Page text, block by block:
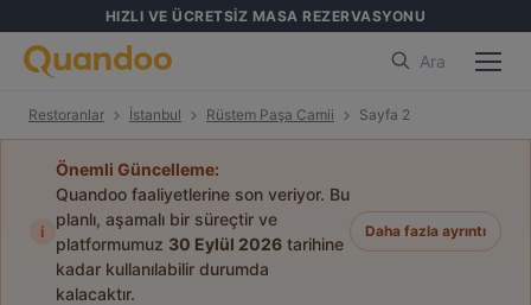
HIZLI VE ÜCRETSİZ MASA REZERVASYONU
Ara
Restoranlar İstanbul Rüstem Paşa Camii Sayfa 2
i
Önemli Güncelleme:
Quandoo faaliyetlerine son veriyor. Bu
planlı, aşamalı bir süreçtir ve
platformumuz 30 Eylül 2026 tarihine
kadar kullanılabilir durumda
kalacaktır.
Daha fazla ayrıntı